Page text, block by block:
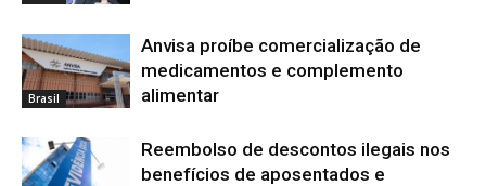
Brasil
Anvisa proíbe comercialização de
medicamentos e complemento
alimentar
Reembolso de descontos ilegais nos
benefícios de aposentados e